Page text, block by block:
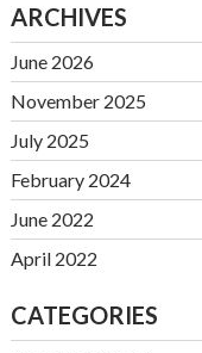
ARCHIVES
June 2026
November 2025
July 2025
February 2024
June 2022
April 2022
CATEGORIES